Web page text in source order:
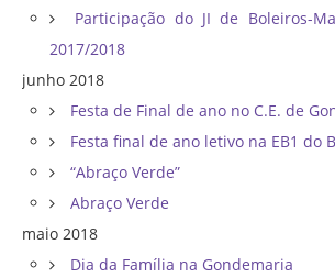
Participação do JI de Boleiros-
2017/2018
junho 2018
Festa de Final de ano no C.E. de
Festa final de ano letivo na EB1 do
“Abraço Verde”
Abraço Verde
maio 2018
Dia da Família na Gondemaria